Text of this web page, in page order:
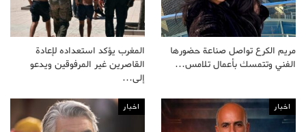
مريم الكرع تواصل صناعة حضورها
الفني وتتمسك بأعمال تلامس…
المغرب يؤكد استعداده لإعادة
القاصرين غير المرفوقين ويدعو
إلى…
اخبار اخبار